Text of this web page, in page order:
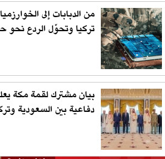
من الدبابات إلى
تركيا وتحوّل الردع نحو
بيان مشترك لقمة مكة
دفاعية بين السعودية